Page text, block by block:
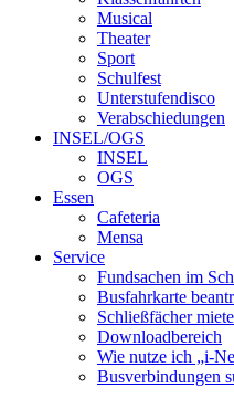
Musical
Theater
Sport
Schulfest
Unterstufendisco
Verabschiedungen
INSEL/OGS
INSEL
OGS
Essen
Cafeteria
Mensa
Service
Fundsachen im
Busfahrkarte
Schließfächer
Downloadbereich
Wie nutze ich „i-
Busverbindungen